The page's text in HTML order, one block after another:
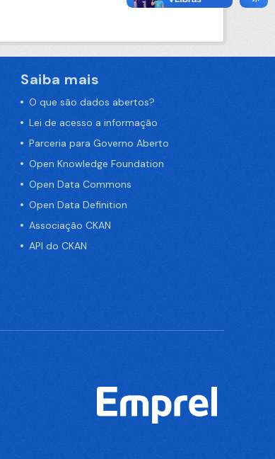
Saiba mais
O que são dados abertos?
Lei de acesso a informação
Parceria para Governo Aberto
Open Knowledge Foundation
Open Data Commons
Open Data Definition
Associação CKAN
API do CKAN